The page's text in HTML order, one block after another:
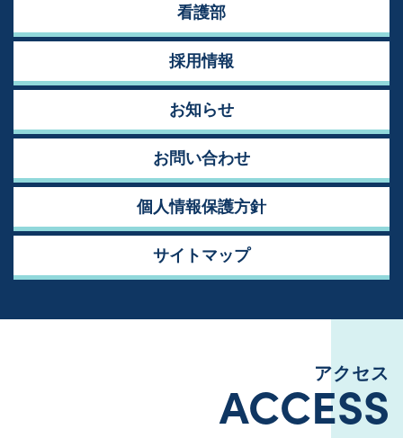
看護部
採用情報
お知らせ
お問い合わせ
個人情報保護方針
サイトマップ
アクセス
ACCESS